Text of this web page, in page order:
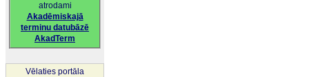
atrodami
Akadēmiskajā
terminu datubāzē
AkadTerm
Vēlaties portāla